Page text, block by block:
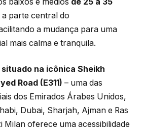
parte central do
a mudança para uma
mais calma e tranquila.
na icônica Sheikh
Road (E311) – uma das
dos Emirados Árabes Unidos,
Dubai, Sharjah, Ajman e Ras
Milan oferece uma acessibilidade